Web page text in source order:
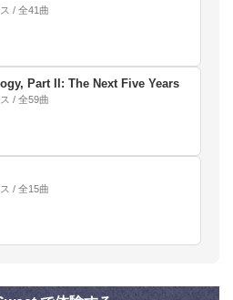
/ 全41曲
Part II: The Next Five Years
/ 全59曲
/ 全15曲